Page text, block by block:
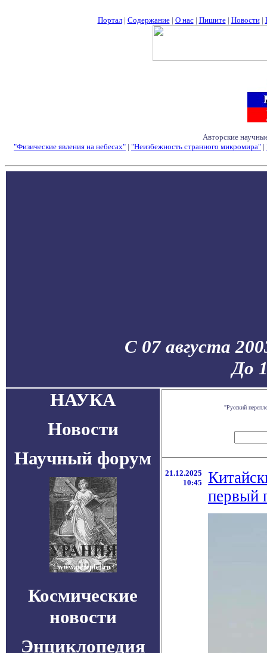
Портал| Содержание| О нас| Пишите| Новости|
Авторские
"Физические явления на небесах" | "Неизбежность странного микромира" |
С 07 августа
До
НАУКА
Новости
Научный форум
Космические
новости
Энциклопедия
"Русский
21.12.2025
10:45
первый